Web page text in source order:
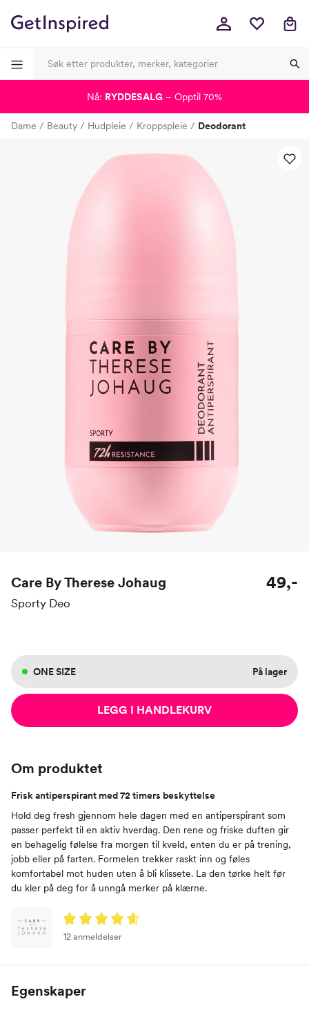
Dame Beauty Hudpleie Kroppspleie Deodorant
Care By Therese Johaug
Sporty Deo
49,-
ONE SIZE På lager
LEGG I HANDLEKURV
Om produktet
Frisk antiperspirant med 72 timers beskyttelse
Hold deg fresh gjennom hele dagen med en antiperspirant som
passer perfekt til en aktiv hverdag. Den rene og friske duften gir
en behagelig følelse fra morgen til kveld, enten du er på trening,
jobb eller på farten. Formelen trekker raskt inn og føles
komfortabel mot huden uten å bli klissete. La den tørke helt før
du kler på deg for å unngå merker på klærne.
12 anmeldelser
Egenskaper
Nå: RYDDESALG – Opptil 70%
-
-
-
-